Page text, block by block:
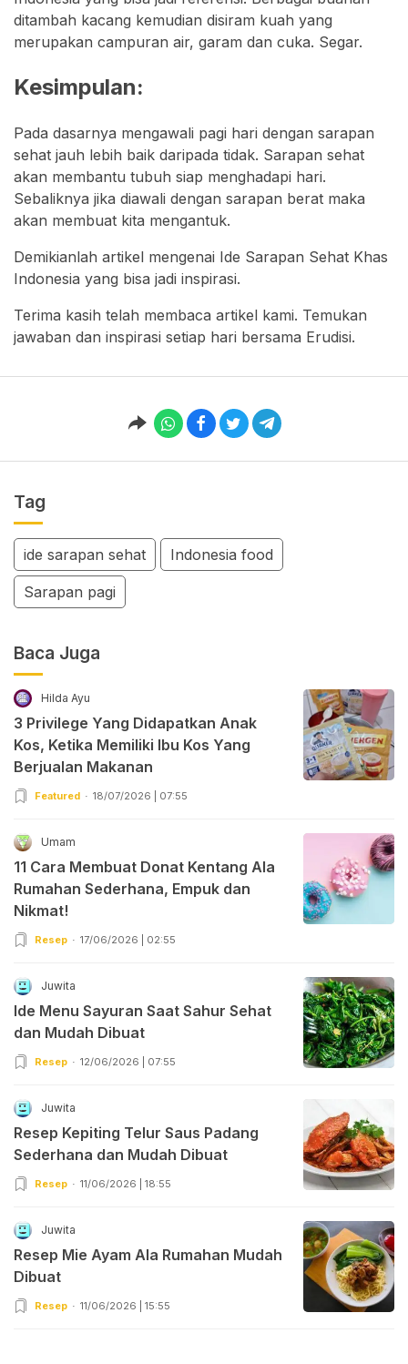
ditambah kacang kemudian disiram kuah yang
merupakan campuran air, garam dan cuka. Segar.
Kesimpulan:
Pada dasarnya mengawali pagi hari dengan sarapan
sehat jauh lebih baik daripada tidak. Sarapan sehat
akan membantu tubuh siap menghadapi hari.
Sebaliknya jika diawali dengan sarapan berat maka
akan membuat kita mengantuk.
Demikianlah artikel mengenai Ide Sarapan Sehat Khas
Indonesia yang bisa jadi inspirasi.
Terima kasih telah membaca artikel kami. Temukan
jawaban dan inspirasi setiap hari bersama Erudisi.
Tag
ide sarapan sehat Indonesia food
Sarapan pagi
Baca Juga
Hilda Ayu
3 Privilege Yang Didapatkan Anak
Kos, Ketika Memiliki Ibu Kos Yang
Berjualan Makanan
Featured 18/07/2026 | 07:55
Umam
11 Cara Membuat Donat Kentang Ala
Rumahan Sederhana, Empuk dan
Nikmat!
Resep 17/06/2026 | 02:55
Juwita
Ide Menu Sayuran Saat Sahur Sehat
dan Mudah Dibuat
Resep 12/06/2026 | 07:55
Juwita
Resep Kepiting Telur Saus Padang
Sederhana dan Mudah Dibuat
Resep 11/06/2026 | 18:55
Juwita
Resep Mie Ayam Ala Rumahan Mudah
Dibuat
Resep 11/06/2026 | 15:55